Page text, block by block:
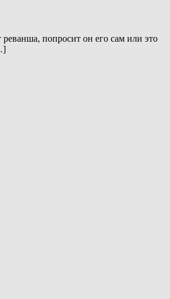
попросит он его сам или это